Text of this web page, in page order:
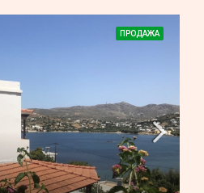
ПРОДАЖА